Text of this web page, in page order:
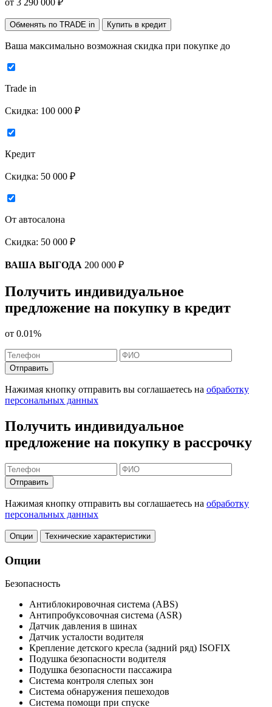
от 3 290 000 ₽
Обменять по TRADE in Купить в кредит
Ваша максимально возможная скидка при покупке до
Trade in
Скидка: 100 000 ₽
Кредит
Скидка: 50 000 ₽
От автосалона
Скидка: 50 000 ₽
ВАША ВЫГОДА 200 000 ₽
Получить индивидуальное
предложение на покупку в кредит
от 0.01%
Отправить
Нажимая кнопку отправить вы соглашаетесь на обработку
персональных данных
Получить индивидуальное
предложение на покупку в рассрочку
Отправить
Нажимая кнопку отправить вы соглашаетесь на обработку
персональных данных
Опции Технические характеристики
Опции
Безопасность
Антиблокировочная система (ABS)
Антипробуксовочная система (ASR)
Датчик давления в шинах
Датчик усталости водителя
Крепление детского кресла (задний ряд) ISOFIX
Подушка безопасности водителя
Подушка безопасности пассажира
Система контроля слепых зон
Система обнаружения пешеходов
Система помощи при спуске